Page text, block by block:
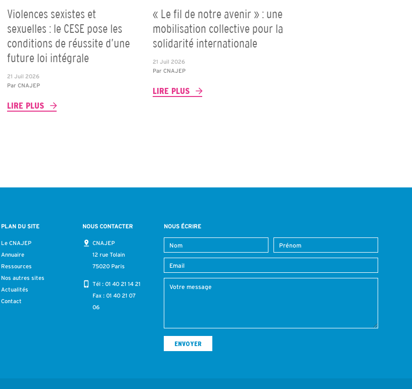
Violences sexistes et
sexuelles : le CESE pose les
conditions de réussite d’une
future loi intégrale
21 Juil 2026
Par CNAJEP
LIRE PLUS
« Le fil de notre avenir » : une
mobilisation collective pour la
solidarité internationale
21 Juil 2026
ParCNAJEP
LIRE PLUS
PLAN DU SITE
Le CNAJEP
Annuaire
Ressources
Nos autres sites
Actualités
Contact
NOUS CONTACTER
CNAJEP
12 rue Tolain
75020 Paris
Tél : 01 40 21 14 21
Fax : 01 40 21 07
06
NOUS ÉCRIRE